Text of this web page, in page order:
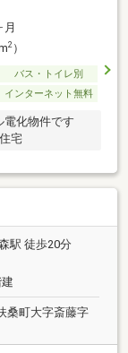
月
2）
バス・トイレ別
インターネット無料
電化物件です
住宅
駅 徒歩20分
桑町大字斎藤字